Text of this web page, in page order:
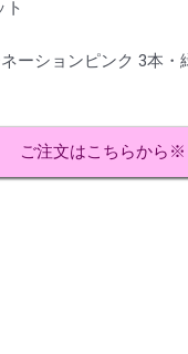
ト
ーションピンク 3本・
ご注文はこちらから